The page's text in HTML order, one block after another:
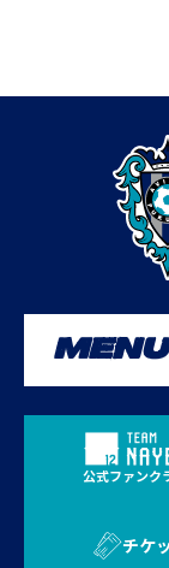
MENU
公式ファンク
チケ